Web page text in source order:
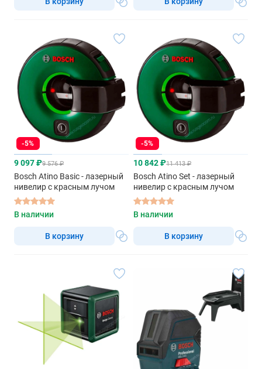
-5%
9 097 ₽9 576 ₽
Bosch Atino Basic - лазерный
нивелир с красным лучом
В наличии
В корзину
-5%
10 842 ₽11 413 ₽
Bosch Atino Set - лазерный
нивелир с красным лучом
В наличии
В корзину